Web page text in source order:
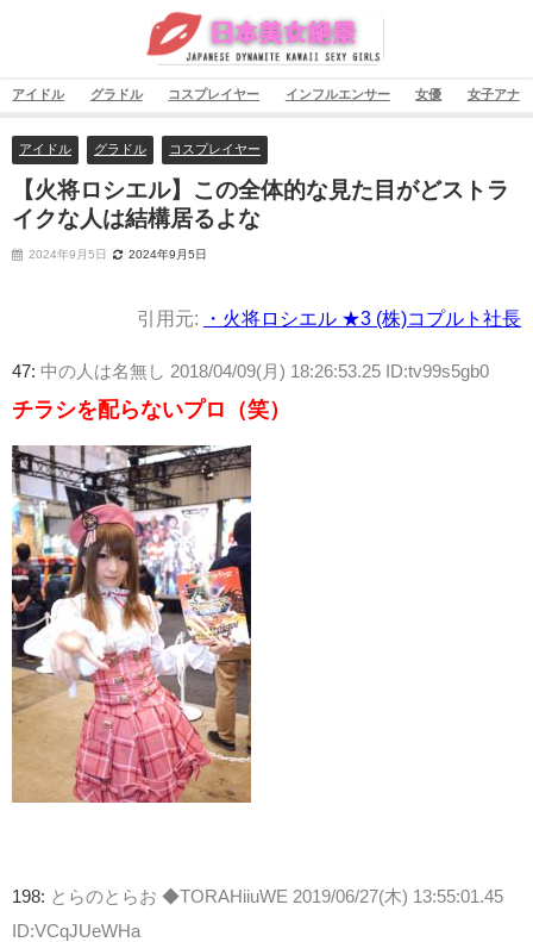
アイドル グラドル コスプレイヤー インフルエンサー 女優 女子アナ
アイドル グラドル コスプレイヤー
【火将ロシエル】この全体的な見た目がどストラ
イクな人は結構居るよな
2024年9月5日 2024年9月5日
引用元: ・火将ロシエル ★3 (株)コプルト社長
47: 中の人は名無し 2018/04/09(月) 18:26:53.25 ID:tv99s5gb0
チラシを配らないプロ（笑）
198: とらのとらお ◆TORAHiiuWE 2019/06/27(木) 13:55:01.45
ID:VCqJUeWHa